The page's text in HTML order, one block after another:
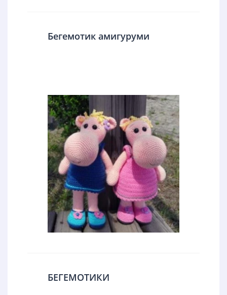
Бегемотик амигуруми
БЕГЕМОТИКИ